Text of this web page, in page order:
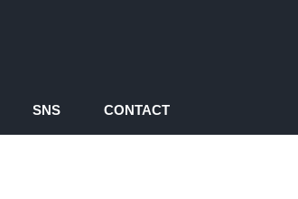
SNS CONTACT